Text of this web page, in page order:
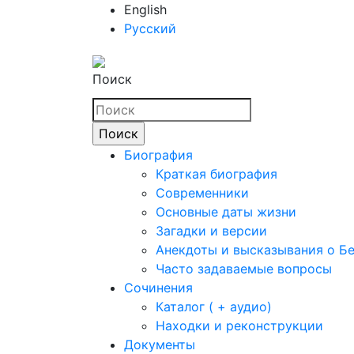
English
Русский
Поиск
Биография
Краткая биография
Современники
Основные даты жизни
Загадки и версии
Анекдоты и высказывания о
Часто задаваемые вопросы
Сочинения
Каталог ( + аудио)
Находки и реконструкции
Документы